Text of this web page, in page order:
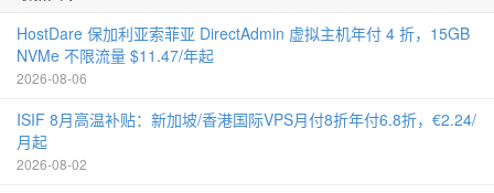
HostDare 保加利亚索菲亚 DirectAdmin 虚拟主机年付 4 折，15GB
NVMe 不限流量 $11.47/年起
2026-08-06
ISIF 8月高温补贴：新加坡/香港国际VPS月付8折年付6.8折，€2.24/
月起
2026-08-02